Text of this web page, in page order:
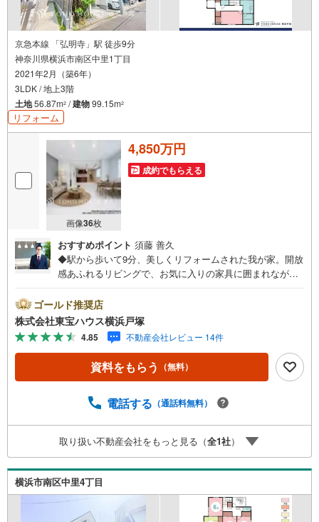
京急本線 「弘明寺」駅 徒歩9分
神奈川県横浜市南区中里1丁目
2021年2月（築6年）
3LDK / 地上3階
土地56.87m2 /建物99.15m2
リフォーム
画像36枚
4,850万円
成約でもらえる
おすすめポイント 須藤 善久
◆駅から歩いて9分、美しくリフォームされた我が家。開放
感あふれるリビングで、お気に入りの家具に囲まれながら
徒歩圏内の利便性と下町の温もりが残る弘明寺の魅力をま
とう中里。新調されたクロスが輝く築浅の我が家は開放的
なリビングを中心に大切な人との愛おしい毎日を優しく育
む。◆大岡川のせせらぎやみうら湯の温もりに癒やされ、
買い物も便利な好立地。【東宝ハウス横浜戸塚】提携銀行
じぶん銀行利用可 *がん100％保証団信＋全疾病保障付き○
見学・ご相談が可能です。9:00～21:00まで。ご自宅へお迎
い。○FPによるライフプランのシミュレーションライフプ
ランにあった資金計画や、住宅ローンのご相談など。○キッ
ズスペースもご用意しております○お車の無料提携駐車場が
ございます詳しくは営業スタッフよりお伝えさせて頂きま
す。なんでもお気軽にお申し付けくださいませ。
ゴールド推奨店
株式会社東宝ハウス横浜戸塚
4.85 不動産会社レビュー 14件
資料をもらう （無料）
電話する （通話料無料）
取り扱い不動産会社をもっと見る（全1社）
横浜市南区中里4丁目